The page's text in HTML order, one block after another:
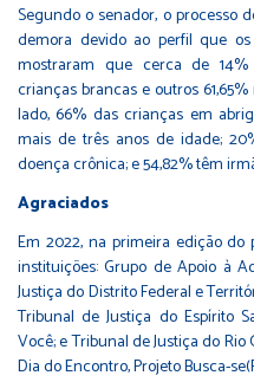
Segundo o senador, o processo
demora devido ao perfil que
mostraram que cerca de
crianças brancas e outros
lado, 66% das crianças em
mais de três anos de idade;
doença crônica; e 54,82% têm
Agraciados
Em 2022, na primeira edição
instituições: Grupo de Apoio à
Justiça do Distrito Federal e
Tribunal de Justiça do Espírito
Você; e Tribunal de Justiça do
Dia do Encontro, Projeto Busca-